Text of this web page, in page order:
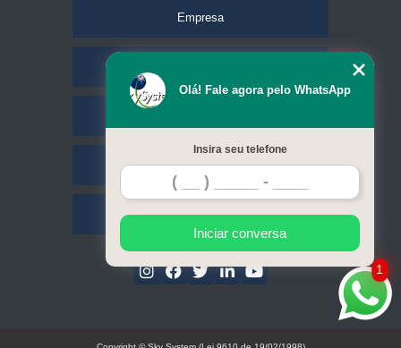
Empresa
Contato
Mapa do site
1
Olá! Fale agora pelo WhatsApp
Insira seu telefone
Iniciar conversa